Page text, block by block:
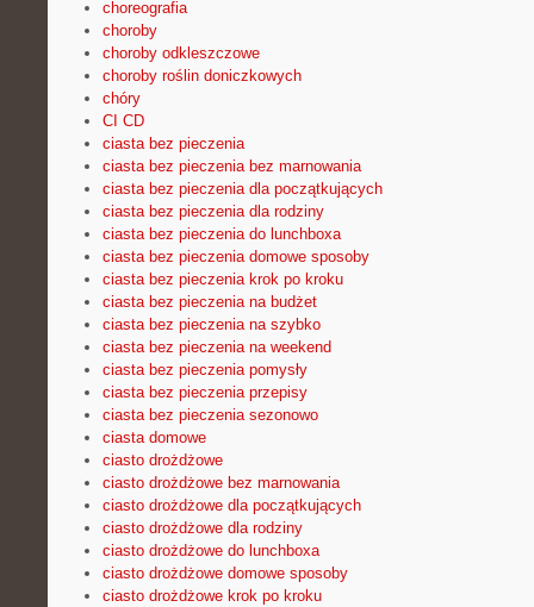
choreografia
choroby
choroby odkleszczowe
choroby roślin doniczkowych
chóry
CI CD
ciasta bez pieczenia
ciasta bez pieczenia bez marnowania
ciasta bez pieczenia dla początkujących
ciasta bez pieczenia dla rodziny
ciasta bez pieczenia do lunchboxa
ciasta bez pieczenia domowe sposoby
ciasta bez pieczenia krok po kroku
ciasta bez pieczenia na budżet
ciasta bez pieczenia na szybko
ciasta bez pieczenia na weekend
ciasta bez pieczenia pomysły
ciasta bez pieczenia przepisy
ciasta bez pieczenia sezonowo
ciasta domowe
ciasto drożdżowe
ciasto drożdżowe bez marnowania
ciasto drożdżowe dla początkujących
ciasto drożdżowe dla rodziny
ciasto drożdżowe do lunchboxa
ciasto drożdżowe domowe sposoby
ciasto drożdżowe krok po kroku